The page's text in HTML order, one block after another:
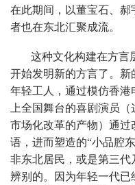
在此期间，以董宝石、
者也在东北汇聚成流。
这种文化构建在方言
开始发明新的方言了。
年轻工人，通过模仿香港
上全国舞台的喜剧演员
市场化改革的产物）通
语，进而塑造的“小品腔
非东北居民，或是第三
辨别的。因为年轻一代